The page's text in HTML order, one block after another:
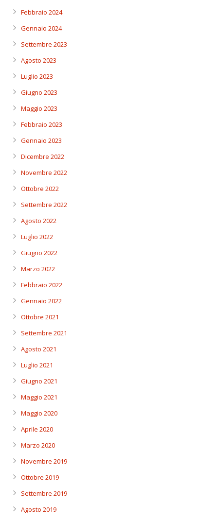
Febbraio 2024
Gennaio 2024
Settembre 2023
Agosto 2023
Luglio 2023
Giugno 2023
Maggio 2023
Febbraio 2023
Gennaio 2023
Dicembre 2022
Novembre 2022
Ottobre 2022
Settembre 2022
Agosto 2022
Luglio 2022
Giugno 2022
Marzo 2022
Febbraio 2022
Gennaio 2022
Ottobre 2021
Settembre 2021
Agosto 2021
Luglio 2021
Giugno 2021
Maggio 2021
Maggio 2020
Aprile 2020
Marzo 2020
Novembre 2019
Ottobre 2019
Settembre 2019
Agosto 2019